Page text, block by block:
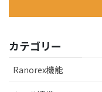
カテゴリー
Ranorex機能